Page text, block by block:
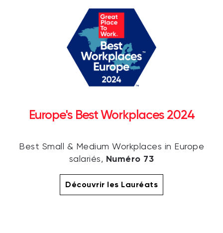
Europe's Best Workplaces 2024
Best Small & Medium Workplaces in Europe
salariés, Numéro 73
Découvrir les Lauréats